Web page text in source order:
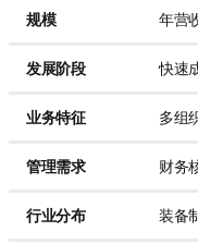
规模 年营
发展阶段 快速
业务特征 多组
管理需求 财务
行业分布 装备